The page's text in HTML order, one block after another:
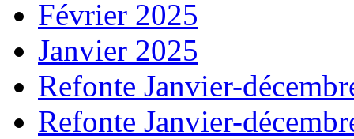
Février 2025
Janvier 2025
Refonte Janvier-
Refonte Janvier-